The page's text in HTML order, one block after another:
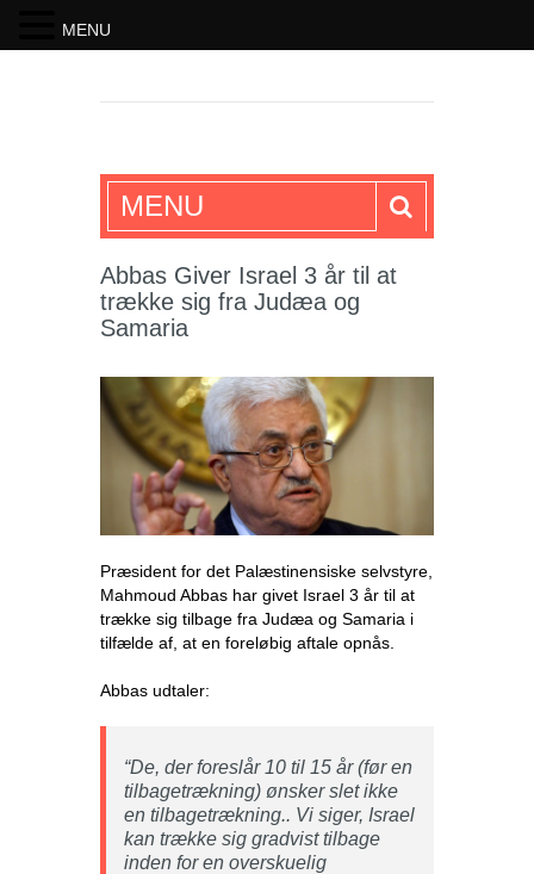
SKRIFTEN
MENU
Abbas Giver Israel 3 år til at
trække sig fra Judæa og
Samaria
Præsident for det Palæstinensiske selvstyre,
Mahmoud Abbas har givet Israel 3 år til at
trække sig tilbage fra Judæa og Samaria i
tilfælde af, at en foreløbig aftale opnås.
Abbas udtaler:
“De, der foreslår 10 til 15 år (før en
tilbagetrækning) ønsker slet ikke
en tilbagetrækning.. Vi siger, Israel
kan trække sig gradvist tilbage
inden for en overskuelig
MENU